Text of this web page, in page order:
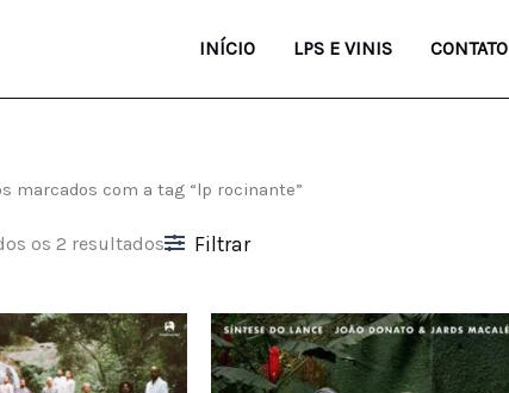
INÍCIO LPS E VINIS CONTATO
marcados com a tag “lp rocinante”
os 2 resultados Filtrar